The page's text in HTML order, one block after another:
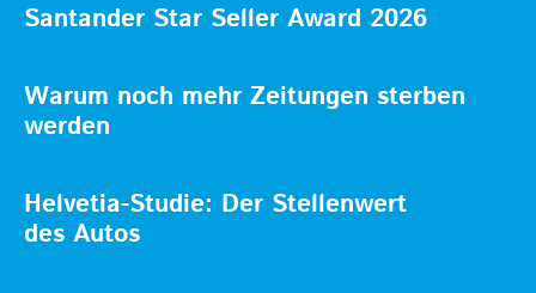
Santander Star Seller Award 2026
Warum noch mehr Zeitungen sterben
werden
Helvetia-Studie: Der Stellenwert
des Autos